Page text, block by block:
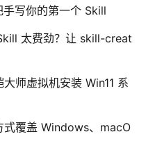
写你的第一个 Skill
太费劲？让 skill-creat
师虚拟机安装 Win11 系
覆盖 Windows、macO